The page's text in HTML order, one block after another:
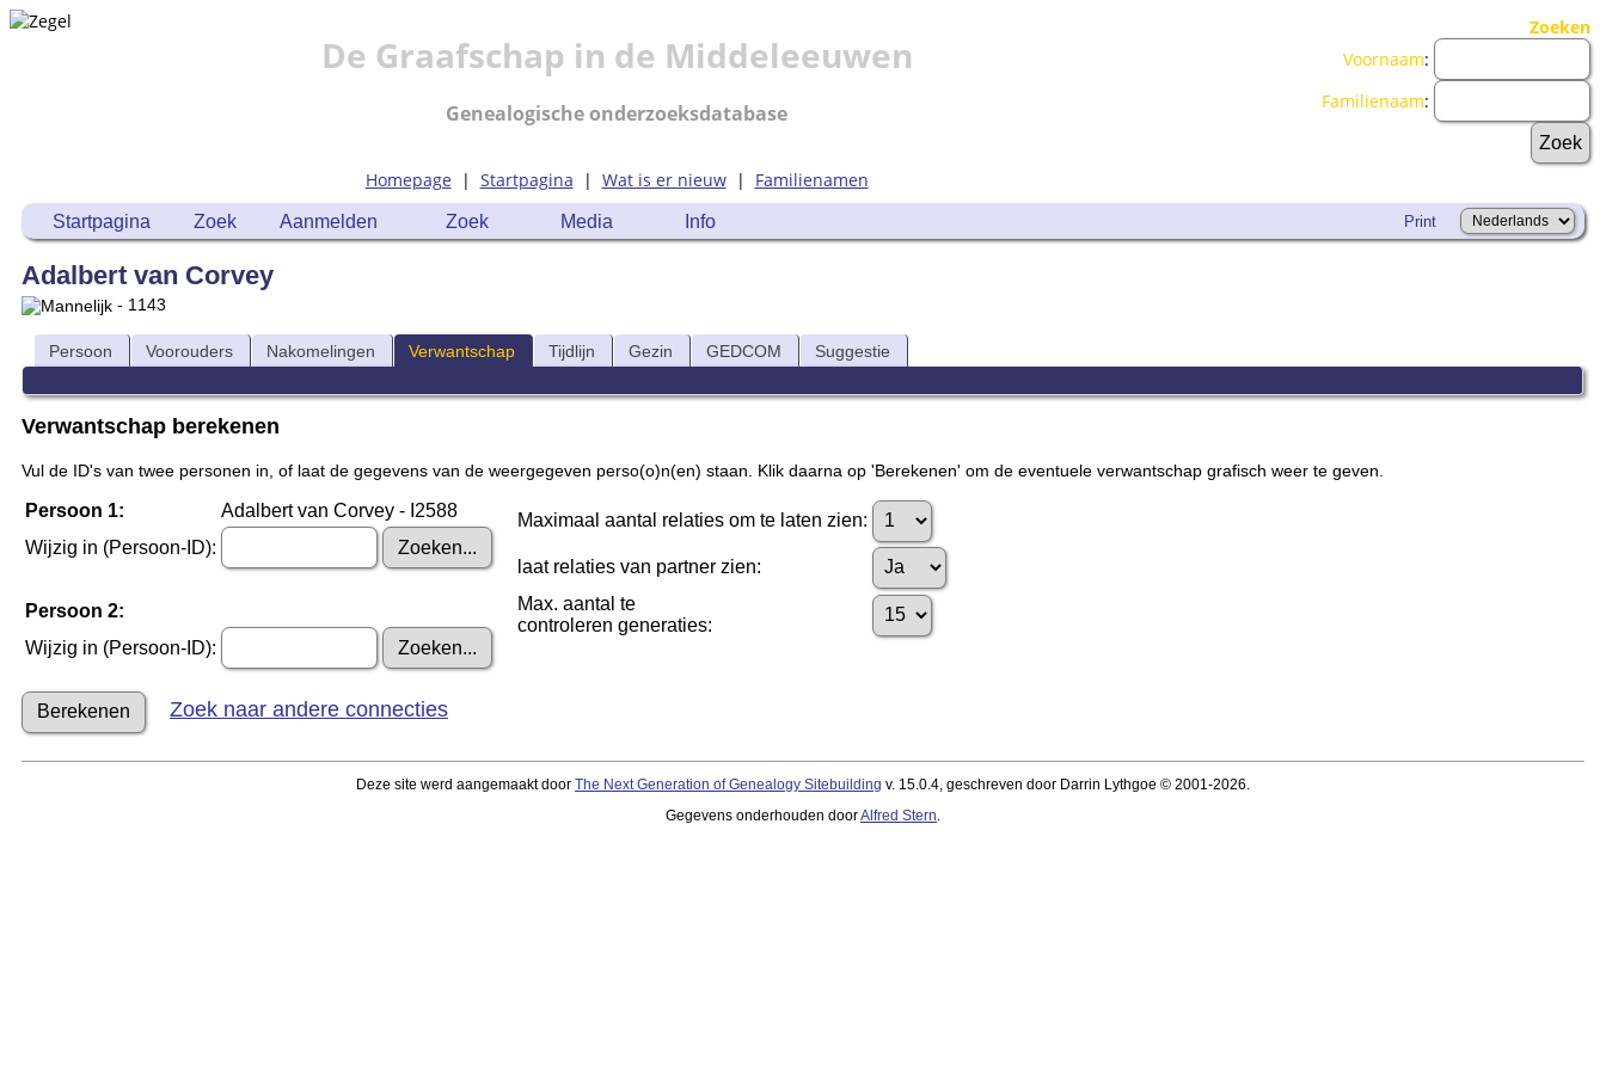
De Graafschap in de Middeleeuwen
Genealogische onderzoeksdatabase
Homepage | Startpagina | Wat is er nieuw| Familienamen
Zoeken
Voornaam:
Familienaam:
Startpagina Zoek Aanmelden Zoek Media Info Print
Adalbert van Corvey
- 1143
Persoon Voorouders Nakomelingen Verwantschap Tijdlijn Gezin GEDCOM Suggestie
Verwantschap berekenen
Vul de ID's van twee personen in, of laat de gegevens van de weergegeven perso(o)n(en) staan. Klik daarna op 'Berekenen' om de eventuele verwantschap grafisch weer te geven.
Persoon 1:
Adalbert van Corvey - I2588
Wijzig in (Persoon-ID):
Persoon 2:
Wijzig in (Persoon-ID):
Maximaal aantal relaties om te laten zien:
laat relaties van partner zien:
Max. aantal te
controleren generaties:
Zoek naar andere connecties
Deze site werd aangemaakt door The Next Generation of Genealogy Sitebuilding v. 15.0.4, geschreven door Darrin Lythgoe © 2001-2026.
Gegevens onderhouden doorAlfred Stern